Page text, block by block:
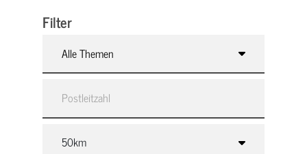
Filter
Alle Themen